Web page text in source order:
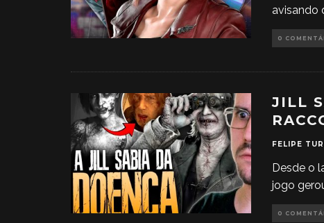
avisando
0
JILL
FELIPE
Desde o
jogo
0